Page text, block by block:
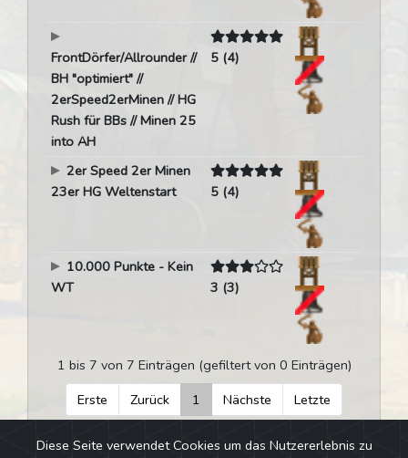
FrontDörfer/Allrounder //
BH "optimiert" //
2erSpeed2erMinen // HG
Rush für BBs // Minen 25
into AH
5 (4)
2er Speed 2er Minen
23er HG Weltenstart
5 (4)
10.000 Punkte - Kein
WT
3 (3)
1 bis 7 von 7 Einträgen (gefiltert von 0 Einträgen)
Erste
Zurück 1 Nächste Letzte
Diese Seite verwendet Cookies um das Nutzererlebnis zu